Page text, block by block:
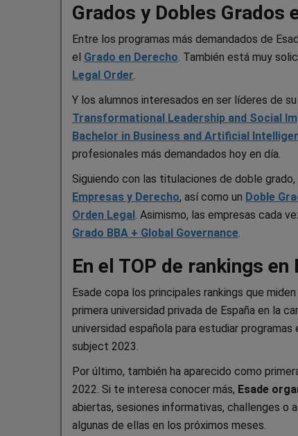
Grados y Dobles Grados
Entre los programas más demandados de
el Grado en Derecho. También está muy
Legal Order.
Y los alumnos interesados en ser líderes de
Transformational Leadership and Social
Bachelor in Business and Artificial
profesionales más demandados hoy en día.
Siguiendo con las titulaciones de doble
Empresas y Derecho, así como un Doble
Orden Legal. Asimismo, las empresas cada
Grado BBA + Global Governance.
En el TOP de rankings en
Esade copa los principales rankings que
primera universidad privada de España en la
universidad española para estudiar
subject 2023.
Por último, también ha aparecido como
2022. Si te interesa conocer más, Esade
abiertas, sesiones informativas, challenges o
algunas de ellas en los próximos meses.